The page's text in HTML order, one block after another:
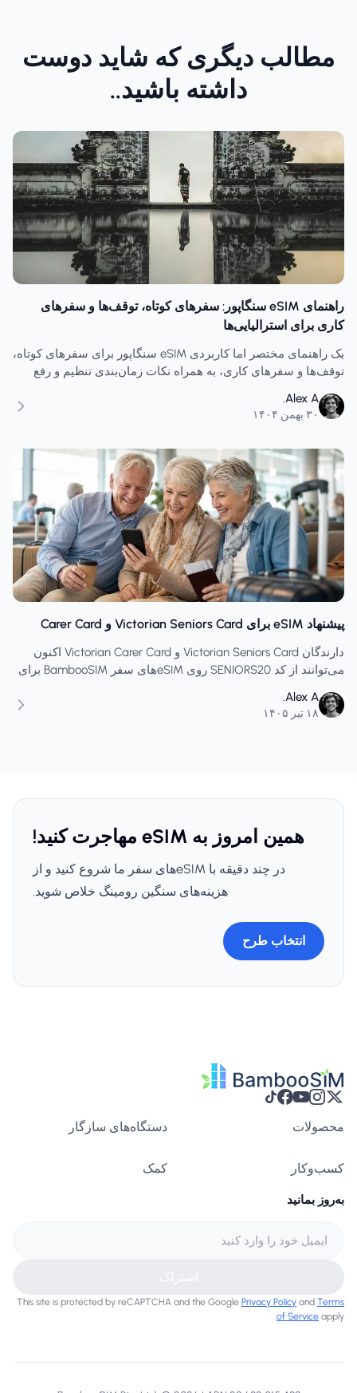
مطالب دیگری که شاید دوست
داشته باشید..
راهنمای eSIM سنگاپور: سفرهای کوتاه، توقف‌ها و سفرهای
کاری برای استرالیایی‌ها
یک راهنمای مختصر اما کاربردی eSIM سنگاپور برای سفرهای کوتاه،
توقف‌ها و سفرهای کاری، به همراه نکات زمان‌بندی تنظیم و رفع
Alex A.
۳۰ بهمن ۱۴۰۴
پیشنهاد eSIM برای Victorian Seniors Card و Carer Card
دارندگان Victorian Seniors Card و Victorian Carer Card اکنون
می‌توانند از کد SENIORS20 روی eSIMهای سفر BambooSIM برای
Alex A.
۱۸ تیر ۱۴۰۵
همین امروز به eSIM مهاجرت کنید!
در چند دقیقه با eSIMهای سفر ما شروع کنید و از
هزینه‌های سنگین رومینگ خلاص شوید.
انتخاب طرح
محصولات دستگاه‌های سازگار
کسب‌وکار کمک
به‌روز بمانید
This site is protected by reCAPTCHA and the Google Privacy Policy and Terms
of Service apply.